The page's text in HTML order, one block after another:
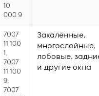
10
000 9
7007
11 100
1,
7007
11 100
9,
7007
Закалённые,
многослойные,
лобовые,
и другие окна